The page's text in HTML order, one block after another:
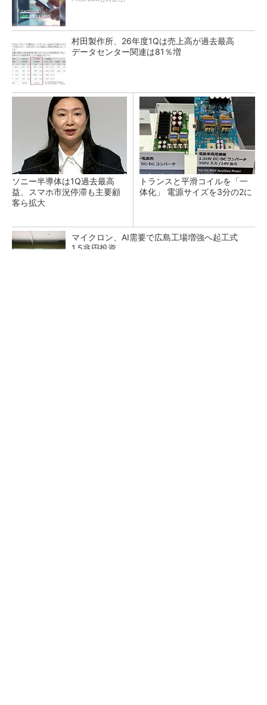
村田製作所、26年度1Qは売上高が過去最高
データセンター関連は81％増
ソニー半導体は1Q過去最高
益、スマホ市況停滞も主要顧
客ら拡大
トランスと平滑コイルを「一
体化」 電源サイズを3分の2に
マイクロン、AI需要で広島工場増強へ起工式
1.5兆円投資